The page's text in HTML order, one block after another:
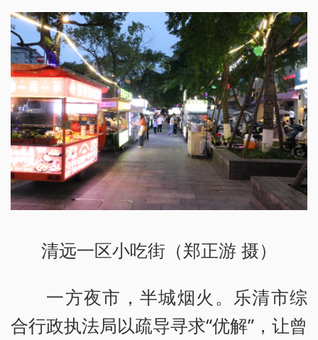
清远一区小吃街（郑正游 摄）
一方夜市，半城烟火。乐清市综
合行政执法局以疏导寻求“优解”，让曾